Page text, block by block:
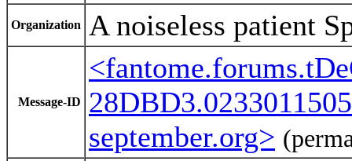
Organization A noiseless patient
Message-ID
september.org>